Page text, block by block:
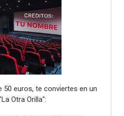
50 euros, te conviertes en un
Otra Orilla":